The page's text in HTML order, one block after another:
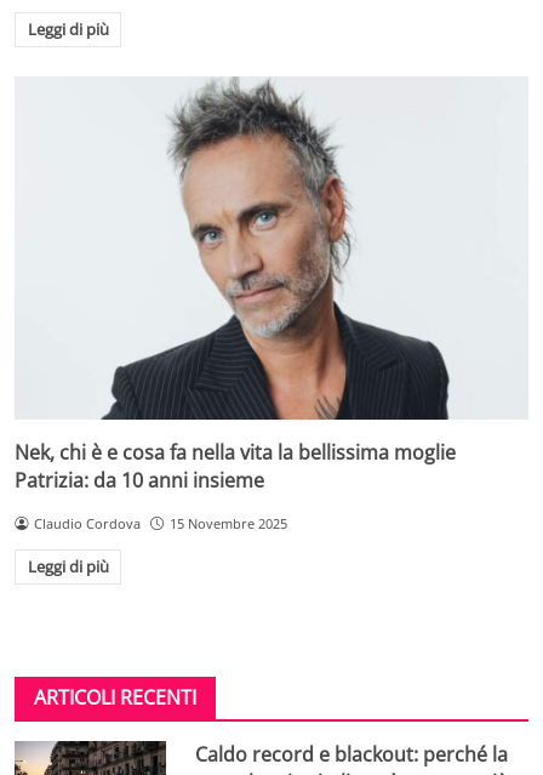
Leggi di più
Nek, chi è e cosa fa nella vita la bellissima moglie
Patrizia: da 10 anni insieme
Claudio Cordova 15 Novembre 2025
Leggi di più
ARTICOLI RECENTI
Caldo record e blackout: perché la